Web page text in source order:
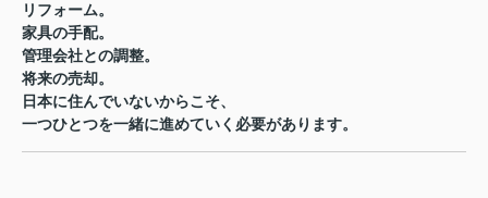
リフォーム。
家具の手配。
管理会社との調整。
将来の売却。
日本に住んでいないからこそ、
一つひとつを一緒に進めていく必要があります。